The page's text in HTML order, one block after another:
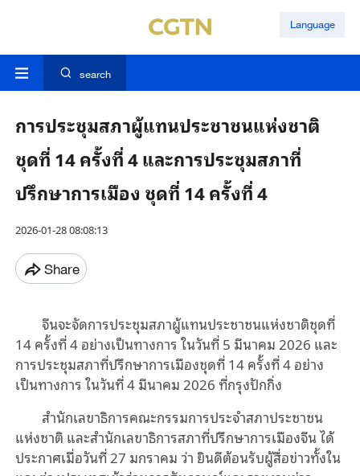
Language
search
การประชุมสภาผู้แทนประชาชนแห่งชาติ
ชุดที่ 14 ครั้งที่ 4 และการประชุมสภาที่
ปรึกษาการเมือง ชุดที่ 14 ครั้งที่ 4
2026-01-28 08:08:13
Share
จีนจะจัดการประชุมสภาผู้แทนประชาชนแห่งชาติชุดที่
14ครั้งที่4อย่างเป็นทางการ ในวันที่5 มีนาคม2026 และ
การประชุมสภาที่ปรึกษาการเมืองชุดที่14ครั้งที่4อย่าง
เป็นทางการ ในวันที่4มีนาคม2026ที่กรุงปักกิ่ง
สำนักเลขาธิการคณะกรรมการประจำสภาประชาชน
แห่งชาติ และสำนักเลขาธิการสภาที่ปรึกษาการเมืองจีน ได้
ประกาศเมื่อวันที่27 มกราคม ว่า ยินดีต้อนรับผู้สื่อข่าวทั้งใน